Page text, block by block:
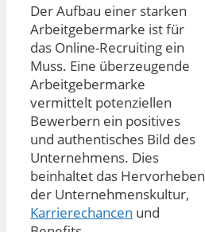
Der Aufbau einer starken
Arbeitgebermarke ist für
das Online-Recruiting ein
Muss. Eine überzeugende
Arbeitgebermarke
vermittelt potenziellen
Bewerbern ein positives
und authentisches Bild des
Unternehmens. Dies
beinhaltet das Hervorheben
der Unternehmenskultur,
Karrierechancen und